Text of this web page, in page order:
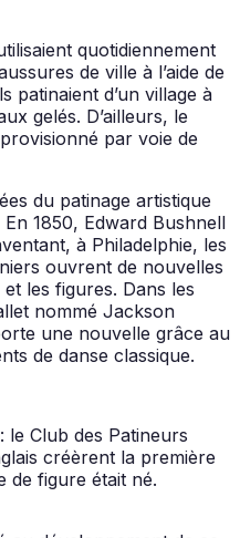
quotidiennement
de ville à l’aide de
patinaient d’un village à
gelés. D’ailleurs, le
par voie de
du patinage artistique
1850, Edward Bushnell
à Philadelphie, les
ouvrent de nouvelles
les figures. Dans les
nommé Jackson
une nouvelle grâce au
de danse classique.
le Club des Patineurs
créèrent la première
de figure était né.